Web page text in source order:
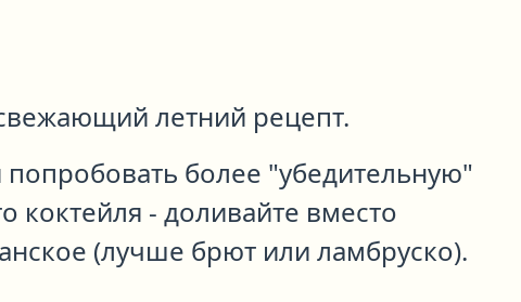
летний рецепт.
попробовать более "убедительную"
коктейля - доливайте вместо
(лучше брют или ламбруско).